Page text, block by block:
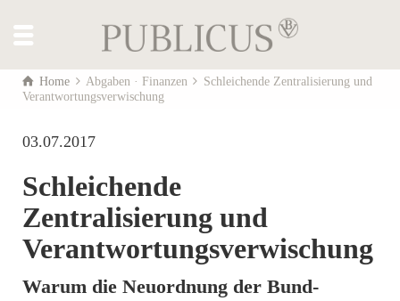
Home Abgaben · Finanzen
Schleichende Zentralisierung und
Verantwortungsverwischung
03.07.2017
Schleichende
Zentralisierung und
Verantwortungsverwischung
Warum die Neuordnung der Bund-